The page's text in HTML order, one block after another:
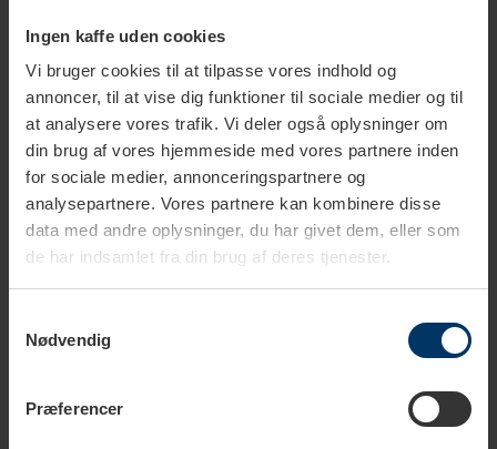
Ingen kaffe uden cookies
Vi bruger cookies til at tilpasse vores indhold og
annoncer, til at vise dig funktioner til sociale medier og til
at analysere vores trafik. Vi deler også oplysninger om
din brug af vores hjemmeside med vores partnere inden
for sociale medier, annonceringspartnere og
analysepartnere. Vores partnere kan kombinere disse
data med andre oplysninger, du har givet dem, eller som
de har indsamlet fra din brug af deres tjenester.
Nødvendig
Præferencer
Farve
Glas
Diameter 8,1 cm
8,4 cm
Tåler opvaskemaskine Ja
Antal stk. kopper 24 stk.